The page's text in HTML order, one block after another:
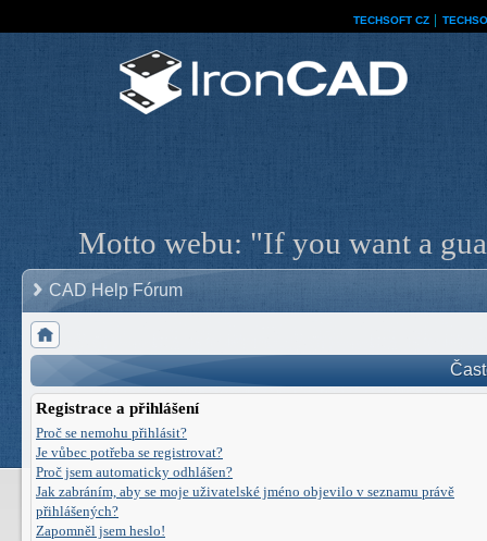
TECHSOFT CZ
Motto webu: "If you want a
CAD Help Fórum
Registrace a přihlášení
Proč se nemohu přihlásit?
Je vůbec potřeba se registrovat?
Proč jsem automaticky odhlášen?
Jak zabráním, aby se moje uživatelské jméno objevilo v seznamu právě
přihlášených?
Zapomněl jsem heslo!